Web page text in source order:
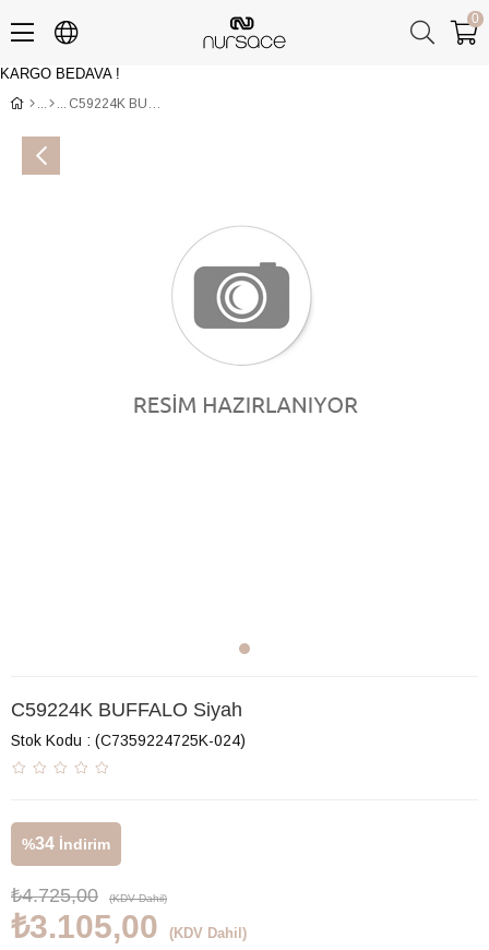
KARGO BEDAVA !
0
C59224K BUFFALO Siyah
C59224K BUFFALO Siyah
Stok Kodu (C7359224725K-024)
%34 İndirim
₺4.725,00 (KDV Dahil)
₺3.105,00 (KDV Dahil)